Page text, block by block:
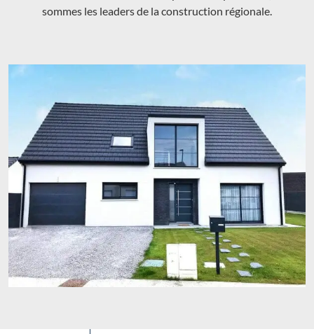
sommes les leaders de la construction régionale.